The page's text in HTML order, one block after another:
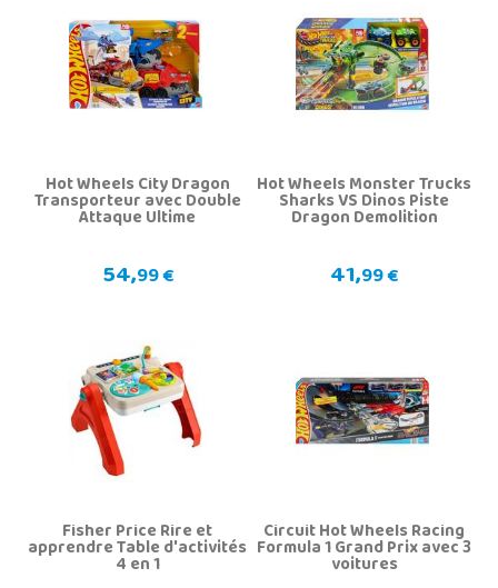
Hot Wheels City Dragon
Transporteur avec Double
Attaque Ultime
54,99 €
Hot Wheels Monster Trucks
Sharks VS Dinos Piste
Dragon Demolition
41,99 €
Fisher Price Rire et
apprendre Table d'activités
4 en 1
Circuit Hot Wheels Racing
Formula 1 Grand Prix avec 3
voitures